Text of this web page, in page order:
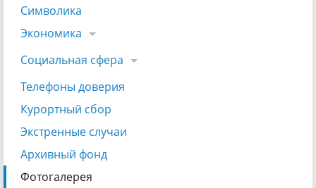
Символика
Экономика
Социальная сфера
Телефоны доверия
Курортный сбор
Экстренные случаи
Архивный фонд
Фотогалерея